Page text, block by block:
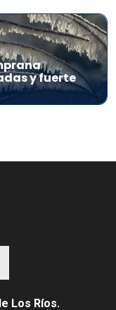
y fuerte
Los Ríos.